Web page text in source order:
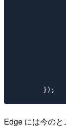
Edge には今の